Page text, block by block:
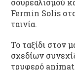
σουρεαλισμού
Fermin Solis
ταινία.
Το ταξίδι στον
σχεδίων
τρυφερό